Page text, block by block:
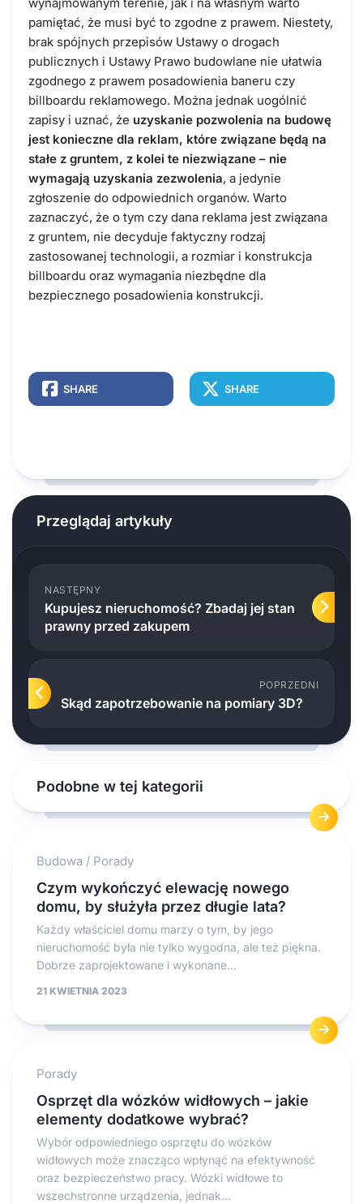
pamiętać, że musi być to zgodne z prawem. Niestety,
brak spójnych przepisów Ustawy o drogach
publicznych i Ustawy Prawo budowlane nie ułatwia
zgodnego z prawem posadowienia baneru czy
billboardu reklamowego. Można jednak uogólnić
zapisy i uznać, że uzyskanie pozwolenia na budowę
jest konieczne dla reklam, które związane będą na
stałe z gruntem, z kolei te niezwiązane – nie
wymagają uzyskania zezwolenia, a jedynie
zgłoszenie do odpowiednich organów. Warto
zaznaczyć, że o tym czy dana reklama jest związana
z gruntem, nie decyduje faktyczny rodzaj
zastosowanej technologii, a rozmiar i konstrukcja
billboardu oraz wymagania niezbędne dla
bezpiecznego posadowienia konstrukcji.
SHARE SHARE
Przeglądaj artykuły
NASTĘPNY
Kupujesz nieruchomość? Zbadaj jej stan
prawny przed zakupem
POPRZEDNI
Skąd zapotrzebowanie na pomiary 3D?
Podobne w tej kategorii
Budowa / Porady
Czym wykończyć elewację nowego
domu, by służyła przez długie lata?
Każdy właściciel domu marzy o tym, by jego
nieruchomość była nie tylko wygodna, ale też piękna.
Dobrze zaprojektowane i wykonane...
21 KWIETNIA 2023
Porady
Osprzęt dla wózków widłowych – jakie
elementy dodatkowe wybrać?
Wybór odpowiedniego osprzętu do wózków
widłowych może znacząco wpłynąć na efektywność
oraz bezpieczeństwo pracy. Wózki widłowe to
wszechstronne urządzenia, jednak...